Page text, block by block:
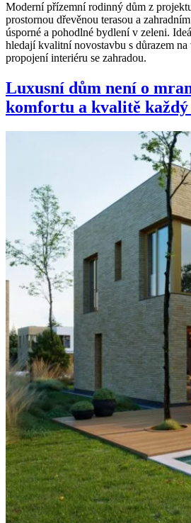
Moderní přízemní rodinný dům z
prostornou dřevěnou terasou a
úsporné a pohodlné bydlení v zeleni.
hledají kvalitní novostavbu s důrazem
propojení interiéru se zahradou.
Luxusní dům není o
komfortu a kvalitě každý